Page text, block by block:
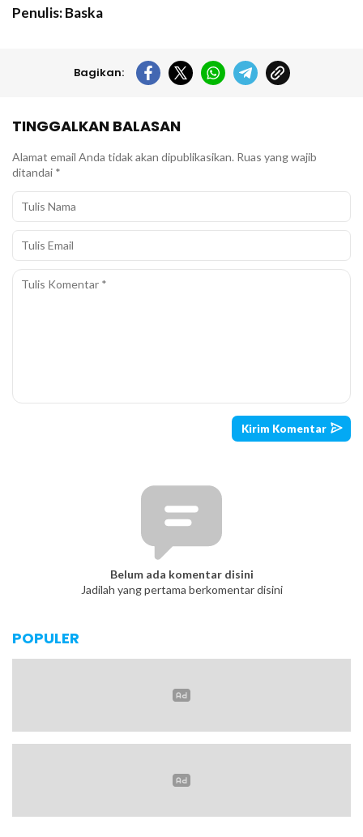
Penulis: Baska
Bagikan:
TINGGALKAN BALASAN
Alamat email Anda tidak akan dipublikasikan. Ruas yang wajib
ditandai *
Belum ada komentar disini
Jadilah yang pertama berkomentar disini
POPULER